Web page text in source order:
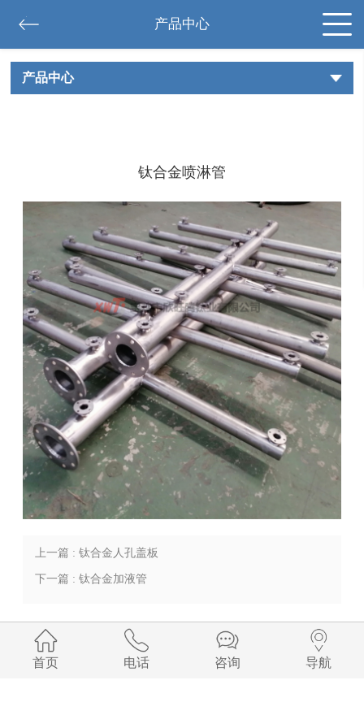
产品中心
产品中心
钛合金喷淋管
上一篇 : 钛合金人孔盖板
下一篇 : 钛合金加液管
首页 电话 咨询 导航